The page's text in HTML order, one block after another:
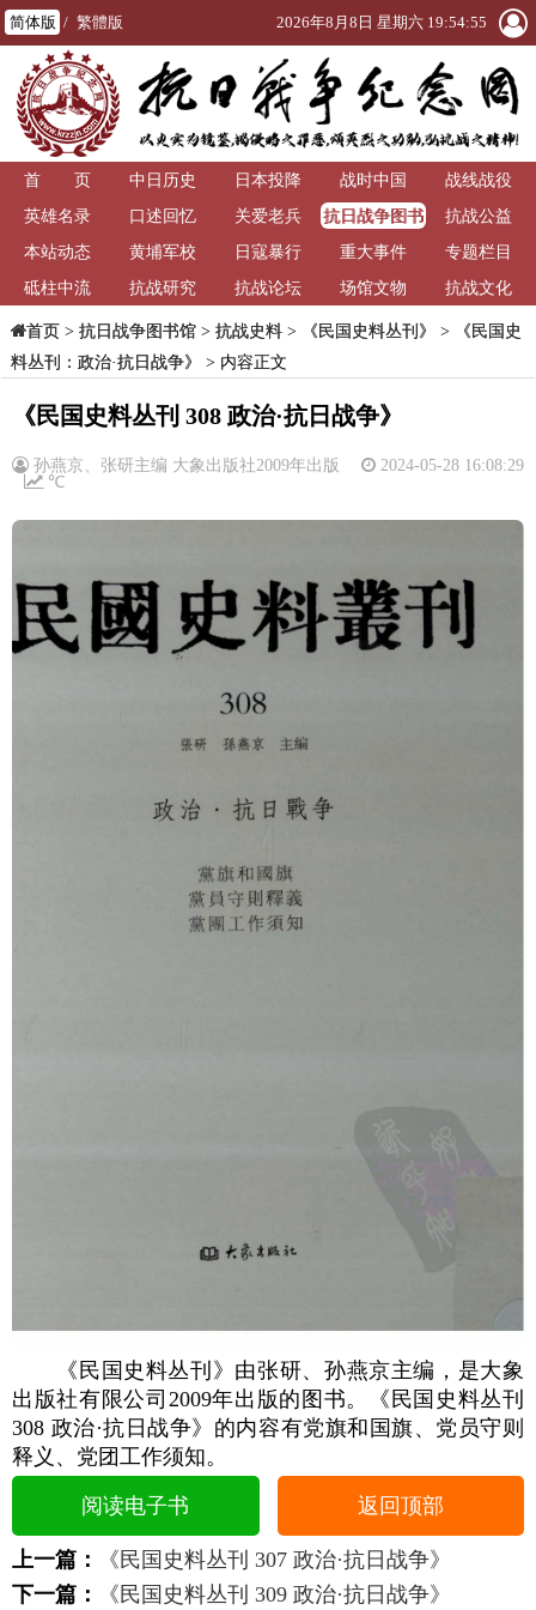
简体版 / 繁體版 2026年8月8日 星期六 19:54:55
首 页 中日历史 日本投降 战时中国
战线战役
英雄名录
口述回忆 关爱老兵
抗日战争图书
馆
抗战公益
本站动态
黄埔军校 日寇暴行 重大事件
专题栏目
砥柱中流
抗战研究 抗战论坛 场馆文物 抗战文化
首页> 抗日战争图书馆> 抗战史料> 《民国史料丛刊》 >
《民国史
料丛刊：政治·抗日战争》
> 内容正文
《民国史料丛刊 308 政治·抗日战争》
孙燕京、张研主编 大象出版社2009年出版
2024-05-28 16:08:29
℃
《民国史料丛刊》由张研、孙燕京主编，是大象
出版社有限公司2009年出版的图书。《民国史料丛刊
308 政治·抗日战争》的内容有党旗和国旗、党员守则
释义、党团工作须知。
阅读电子书 返回顶部
上一篇：
《民国史料丛刊 307 政治·抗日战争》
下一篇：
《民国史料丛刊 309 政治·抗日战争》